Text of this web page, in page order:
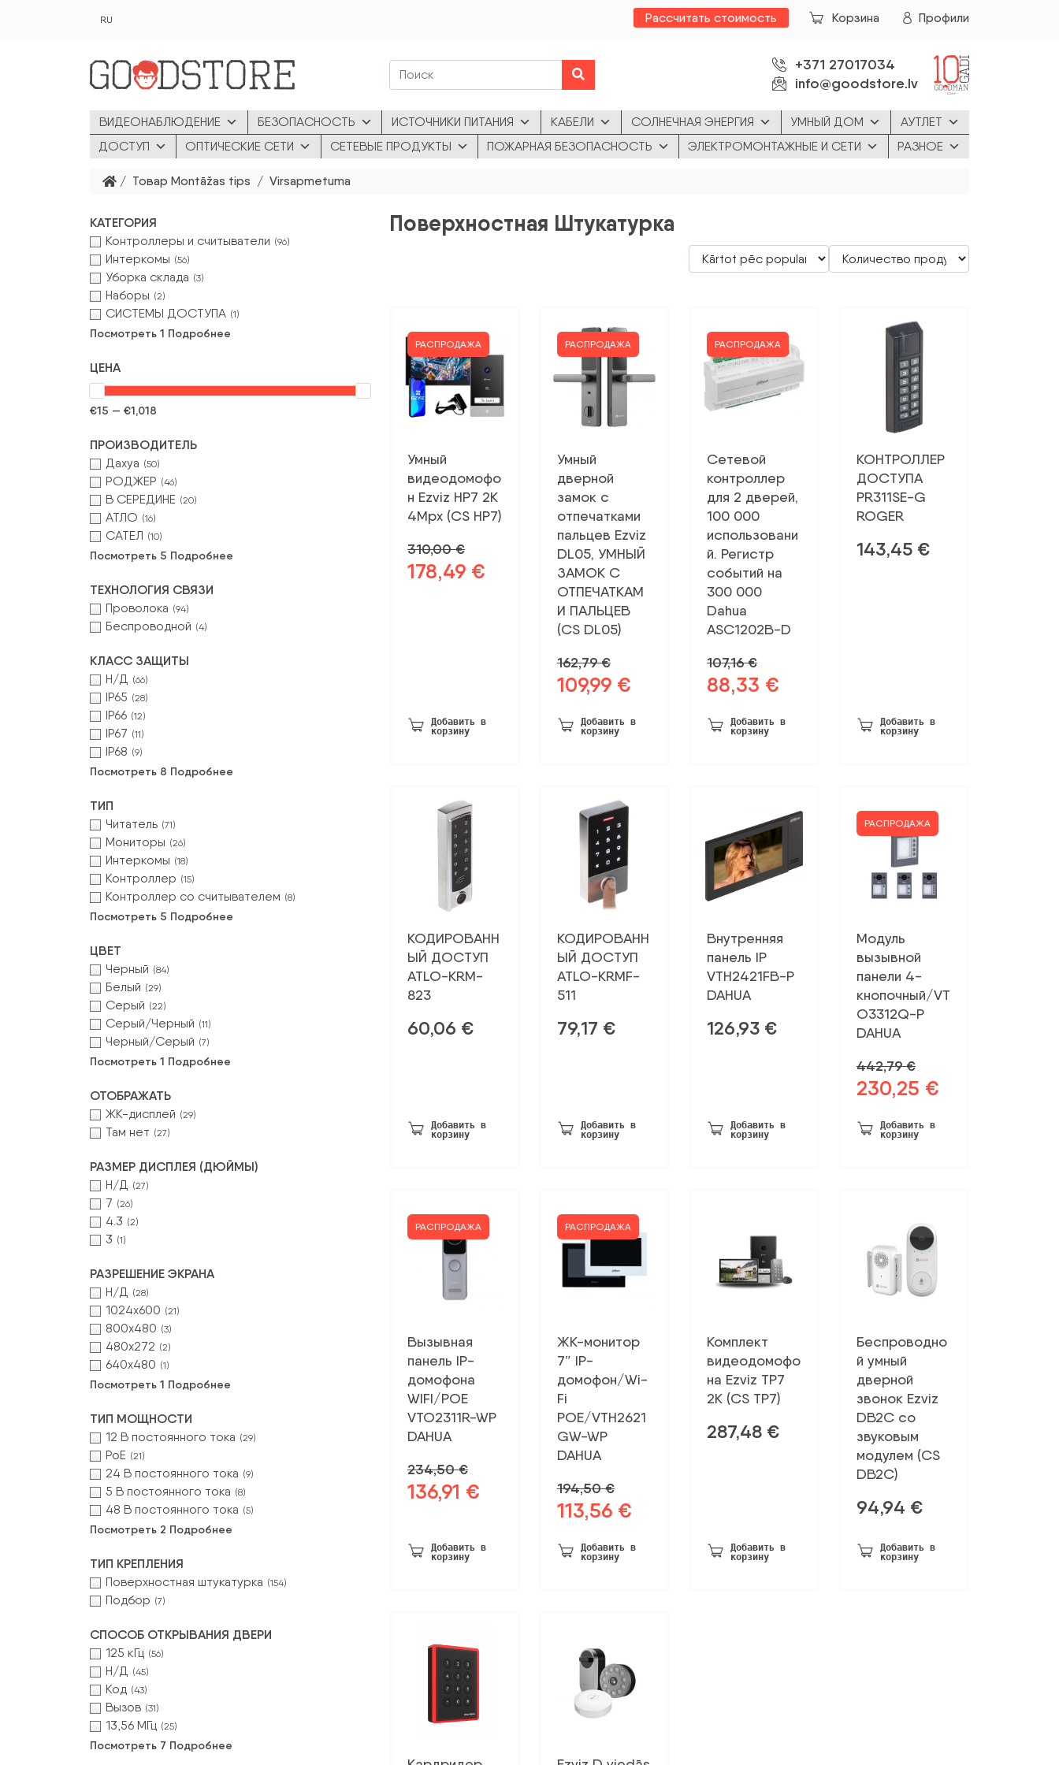
RU Рассчитать стоимость Корзина Профили
+371 27017034
info@goodstore.lv
ВИДЕОНАБЛЮДЕНИЕ БЕЗОПАСНОСТЬ ИСТОЧНИКИ ПИТАНИЯ КАБЕЛИ СОЛНЕЧНАЯ ЭНЕРГИЯ УМНЫЙ ДОМ
АУТЛЕТ
ДОСТУП
ОПТИЧЕСКИЕ СЕТИ СЕТЕВЫЕ ПРОДУКТЫ ПОЖАРНАЯ БЕЗОПАСНОСТЬ ЭЛЕКТРОМОНТАЖНЫЕ И СЕТИ РАЗНОЕ
/ Товар Montāžas tips / Virsapmetuma
КАТЕГОРИЯ
Контроллеры и считыватели (96)
Интеркомы (56)
Уборка склада (3)
Наборы (2)
СИСТЕМЫ ДОСТУПА (1)
Посмотреть 1 Подробнее
ЦЕНА
€15 — €1,018
ПРОИЗВОДИТЕЛЬ
Дахуа (50)
РОДЖЕР (46)
В СЕРЕДИНЕ (20)
АТЛО (16)
САТЕЛ (10)
Посмотреть 5 Подробнее
ТЕХНОЛОГИЯ СВЯЗИ
Проволока (94)
Беспроводной (4)
КЛАСС ЗАЩИТЫ
Н/Д (66)
IP65 (28)
IP66 (12)
IP67 (11)
IP68 (9)
Посмотреть 8 Подробнее
ТИП
Читатель (71)
Мониторы (26)
Интеркомы (18)
Контроллер (15)
Контроллер со считывателем (8)
Посмотреть 5 Подробнее
ЦВЕТ
Черный (84)
Белый (29)
Серый (22)
Серый/Черный (11)
Черный/Серый (7)
Посмотреть 1 Подробнее
ОТОБРАЖАТЬ
ЖК-дисплей (29)
Там нет (27)
РАЗМЕР ДИСПЛЕЯ (ДЮЙМЫ)
Н/Д (27)
7 (26)
4.3 (2)
3 (1)
РАЗРЕШЕНИЕ ЭКРАНА
Н/Д (28)
1024x600 (21)
800x480 (3)
480x272 (2)
640x480 (1)
Посмотреть 1 Подробнее
ТИП МОЩНОСТИ
12 В постоянного тока (29)
PoE (21)
24 В постоянного тока (9)
5 В постоянного тока (8)
48 В постоянного тока (5)
Посмотреть 2 Подробнее
ТИП КРЕПЛЕНИЯ
Поверхностная штукатурка (154)
Подбор (7)
СПОСОБ ОТКРЫВАНИЯ ДВЕРИ
125 кГц (56)
Н/Д (45)
Код (43)
Вызов (31)
13,56 МГц (25)
Посмотреть 7 Подробнее
Поверхностная Штукатурка
РАСПРОДАЖА
Умный
видеодомофо
н Ezviz HP7 2K
4Mpx (CS HP7)
310,00€
Первоначальная
178,49 €
Добавить в
корзину
РАСПРОДАЖА
Умный
дверной
замок с
отпечатками
пальцев Ezviz
DL05, УМНЫЙ
ЗАМОК С
ОТПЕЧАТКАМ
И ПАЛЬЦЕВ
(CS DL05)
162,79€
Первоначальная
была:
162,79 €.
109,99 €
109,99 €.
Добавить в
корзину
РАСПРОДАЖА
Сетевой
контроллер
для 2 дверей,
100 000
использовани
й. Регистр
событий на
300 000
Dahua
ASC1202B-D
107,16€
Первоначальная
была:
107,16 €.
88,33 €
88,33 €.
Добавить в
корзину
КОНТРОЛЛЕР
ДОСТУПА
PR311SE-G
ROGER
143,45 €
Добавить в
корзину
КОДИРОВАНН
ЫЙ ДОСТУП
ATLO-KRM-
823
60,06 €
Добавить в
корзину
КОДИРОВАНН
ЫЙ ДОСТУП
ATLO-KRMF-
511
79,17 €
Добавить в
корзину
Внутренняя
панель IP
VTH2421FB-P
DAHUA
126,93 €
Добавить в
корзину
РАСПРОДАЖА
Модуль
вызывной
панели 4-
кнопочный/VT
O3312Q-P
DAHUA
442,79€
Первоначальная
была:
442,79 €.
230,25 €
Добавить в
корзину
РАСПРОДАЖА
Вызывная
панель IP-
домофона
WIFI/POE
VTO2311R-WP
DAHUA
234,50€
Первоначальная
234,50 €.
136,91 €
Добавить в
корзину
РАСПРОДАЖА
ЖК-монитор
7″ IP-
домофон/Wi-
Fi
POE/VTH2621
GW-WP
DAHUA
194,50€
Первоначальная
была:
194,50 €.
113,56 €
113,56 €.
Добавить в
корзину
Комплект
видеодомофо
на Ezviz TP7
2K (CS TP7)
287,48 €
Добавить в
корзину
Беспроводно
й умный
дверной
звонок Ezviz
DB2C со
звуковым
модулем (CS
DB2C)
94,94 €
Добавить в
корзину